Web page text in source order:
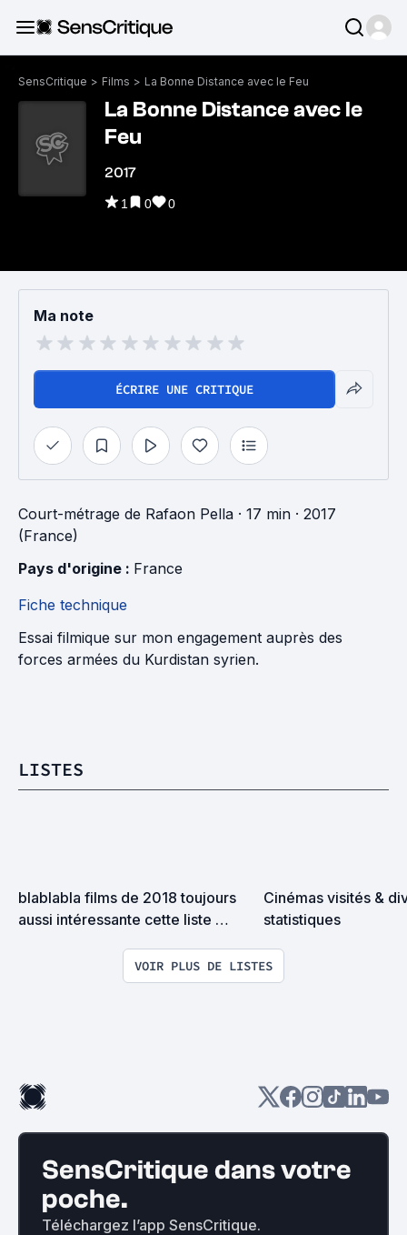
SensCritique > Films > La Bonne Distance avec le Feu
La Bonne Distance avec le
Feu
2017
1 0 0
Ma note
ÉCRIRE UNE CRITIQUE
Court-métrage de Rafaon Pella · 17 min · 2017
(France)
Pays d'origine : France
Fiche technique
Essai filmique sur mon engagement auprès des
forces armées du Kurdistan syrien.
LISTES
blablabla films de 2018 toujours
aussi intéressante cette liste
Cinémas visités &
statistiques
VOIR PLUS DE LISTES
SensCritique dans votre
poche.
Téléchargez l’app SensCritique.